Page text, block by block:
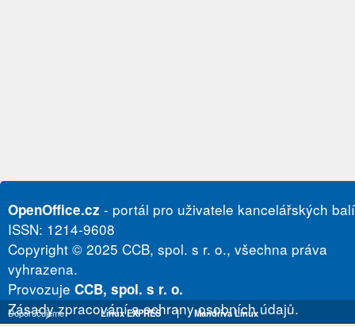
OpenOffice.cz - portál pro uživatele kancelářských
ISSN: 1214-9608
Copyright © 2025 CCB, spol. s r. o., všechna práva
vyhrazena.
Provozuje CCB, spol. s r. o.
Zásady zpracování a ochrany osobních údajů.
Doporučujeme Linux EXPRES | Mandriva Linux